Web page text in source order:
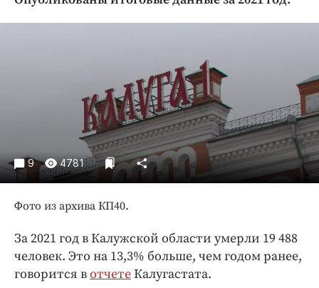
Общество
Погода
Праздники
Происшествия
Спорт
Экономика и бизнес
ПРОЕКТЫ
Блоги
Издания
9 4781
Фото из архива КП40.
За 2021 год в Калужской области умерли 19 488
человек. Это на 13,3% больше, чем годом ранее,
говорится вотчетеКалугастата.